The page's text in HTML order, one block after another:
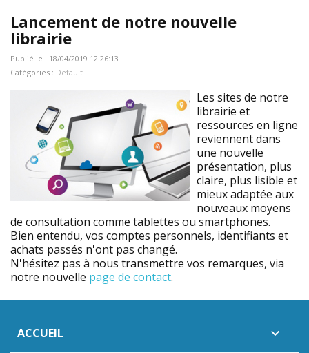
Lancement de notre nouvelle
librairie
Publié le : 18/04/2019 12:26:13
Catégories : Default
Les sites de notre
librairie et
ressources en ligne
reviennent dans
une nouvelle
présentation, plus
claire, plus lisible et
mieux adaptée aux
nouveaux moyens
de consultation comme tablettes ou smartphones.
Bien entendu, vos comptes personnels, identifiants et
achats passés n'ont pas changé.
N'hésitez pas à nous transmettre vos remarques, via
notre nouvelle page de contact.
ACCUEIL 